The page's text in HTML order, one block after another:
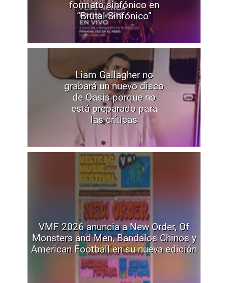
formato sinfónico en
“Brutal Sinfónico”
Liam Gallagher no
grabará un nuevo disco
de Oasis porque no
está preparado para
las críticas
VMF 2026 anuncia a New Order, Of
Monsters and Men, Bandalos Chinos y
American Football en su nueva edición